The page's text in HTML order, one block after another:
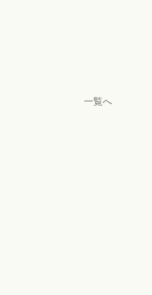
一覧へ